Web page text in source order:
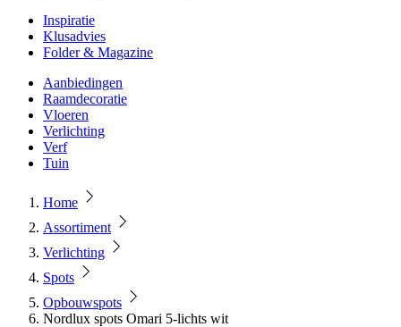
Inspiratie
Klusadvies
Folder & Magazine
Aanbiedingen
Raamdecoratie
Vloeren
Verlichting
Verf
Tuin
Home
Assortiment
Verlichting
Spots
Opbouwspots
Nordlux spots Omari 5-lichts wit